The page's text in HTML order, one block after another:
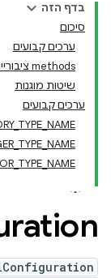
בדף הזה
סיכום
ערכים קבועים
‫methods ציבוריים
שיטות מוגנות
ערכים קבועים